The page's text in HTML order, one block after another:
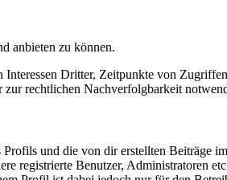
anbieten zu können.
Interessen Dritter, Zeitpunkte von
rechtlichen Nachverfolgbarkeit
und die von dir erstellten Beiträge
registrierte Benutzer, Administratoren